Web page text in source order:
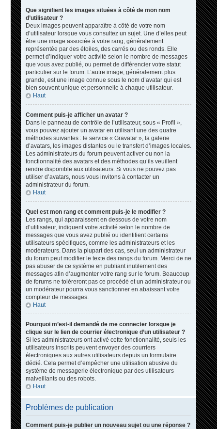
Que signifient les images situées à côté de mon nom
d’utilisateur ?
Deux images peuvent apparaître à côté de votre nom
d’utilisateur lorsque vous consultez un sujet. Une d’elles peut
être une image associée à votre rang, généralement
représentée par des étoiles, des carrés ou des ronds. Elle
permet d’indiquer votre activité selon le nombre de messages
que vous avez publié, ou permet de différencier votre statut
particulier sur le forum. L’autre image, généralement plus
grande, est une image connue sous le nom d’avatar qui est
bien souvent unique et personnelle à chaque utilisateur.
Haut
Comment puis-je afficher un avatar ?
Dans le panneau de contrôle de l’utilisateur, sous « Profil »,
vous pouvez ajouter un avatar en utilisant une des quatre
méthodes suivantes : le service « Gravatar », la galerie
d’avatars, les images distantes ou le transfert d’images locales.
Les administrateurs du forum peuvent activer ou non la
fonctionnalité des avatars et des méthodes qu’ils veuillent
rendre disponible aux utilisateurs. Si vous ne pouvez pas
utiliser d’avatars, nous vous invitons à contacter un
administrateur du forum.
Haut
Quel est mon rang et comment puis-je le modifier ?
Les rangs, qui apparaissent en dessous de votre nom
d’utilisateur, indiquent votre activité selon le nombre de
messages que vous avez publié ou identifient certains
utilisateurs spécifiques, comme les administrateurs et les
modérateurs. Dans la plupart des cas, seul un administrateur
du forum peut modifier le texte des rangs du forum. Merci de ne
pas abuser de ce système en publiant inutilement des
messages afin d’augmenter votre rang sur le forum. Beaucoup
de forums ne toléreront pas ce procédé et un administrateur ou
un modérateur pourra vous sanctionner en abaissant votre
compteur de messages.
Haut
Pourquoi m’est-il demandé de me connecter lorsque je
clique sur le lien de courrier électronique d’un utilisateur ?
Si les administrateurs ont activé cette fonctionnalité, seuls les
utilisateurs inscrits peuvent envoyer des courriers
électroniques aux autres utilisateurs depuis un formulaire
dédié. Cela permet d’empêcher une utilisation abusive du
système de messagerie électronique par des utilisateurs
malveillants ou des robots.
Haut
Problèmes de publication
Comment puis-je publier un nouveau sujet ou une réponse ?